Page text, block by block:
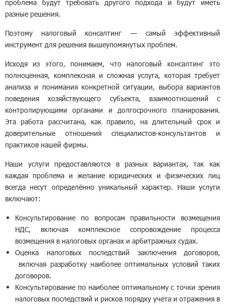
проблема будут требовать другого подхода и будут иметь
разные решения.
Поэтому налоговый консалтинг — самый эффективный
инструмент для решения вышеупомянутых проблем.
Исходя из этого, понимаем, что налоговый консалтинг это
полноценная, комплексная и сложная услуга, которая требует
анализа и понимания конкретной ситуации, выбора вариантов
поведения хозяйствующего субъекта, взаимоотношений с
контролирующими органами и долгосрочного планирования.
Эта работа рассчитана, как правило, на длительный срок и
доверительные отношения специалистов-консультантов и
практиков нашей фирмы.
Наши услуги предоставляются в разных вариантах, так как
каждая проблема и желание юридических и физических лиц
всегда несут определённо уникальный характер. Наши услуги
включают:
Консультирование по вопросам правильности возмещения
НДС, включая комплексное сопровождение процесса
возмещения в налоговых органах и арбитражных судах.
Оценка налоговых последствий заключения договоров,
включая разработку наиболее оптимальных условий таких
договоров.
Консультирование по наиболее оптимальному с точки зрения
налоговых последствий и рисков порядку учета и отражения в